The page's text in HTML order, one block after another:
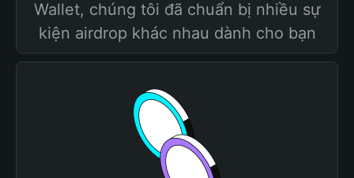
Wallet, chúng tôi đã chuẩn bị nhiều sự
kiện airdrop khác nhau dành cho bạn